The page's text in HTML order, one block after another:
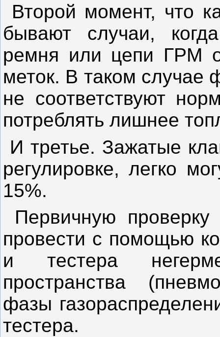
Второй момент, что
бывают случаи,
ремня или цепи ГРМ
меток. В таком случае
не соответствуют
потреблять лишнее
И третье. Зажатые
регулировке, легко
15%.
Первичную
провести с помощью
и тестера
пространства
фазы
тестера.